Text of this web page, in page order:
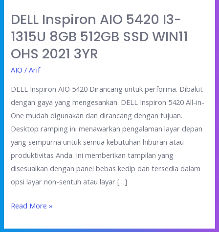
DELL Inspiron AIO 5420 I3-
1315U 8GB 512GB SSD WIN11
OHS 2021 3YR
AIO /Arif
DELL Inspiron AIO 5420 Dirancang untuk performa. Dibalut
dengan gaya yang mengesankan. DELL Inspiron 5420 All-in-
One mudah digunakan dan dirancang dengan tujuan.
Desktop ramping ini menawarkan pengalaman layar depan
yang sempurna untuk semua kebutuhan hiburan atau
produktivitas Anda. Ini memberikan tampilan yang
disesuaikan dengan panel bebas kedip dan tersedia dalam
opsi layar non-sentuh atau layar […]
Read More »